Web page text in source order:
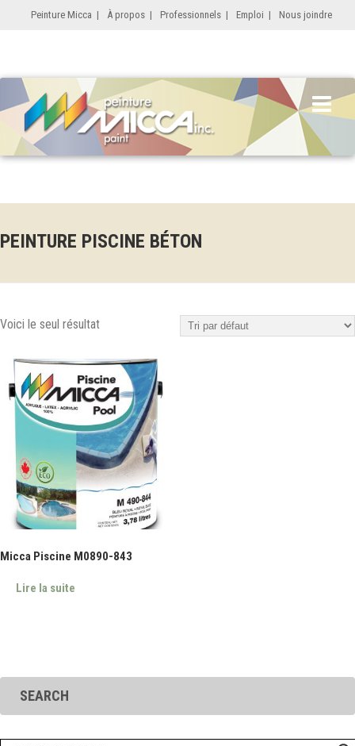
Peinture Micca | À propos | Professionnels | Emploi | Nous joindre
PEINTURE PISCINE BÉTON
Voici le seul résultat
Micca Piscine M0890-843
Lire la suite
SEARCH